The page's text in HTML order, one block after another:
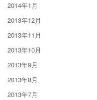
2014年1月
2013年12月
2013年11月
2013年10月
2013年9月
2013年8月
2013年7月